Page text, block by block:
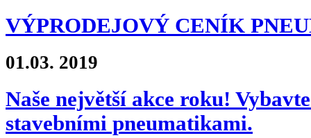
VÝPRODEJOVÝ CENÍK
01.03. 2019
Naše největší akce roku!
stavebními pneumatikami.